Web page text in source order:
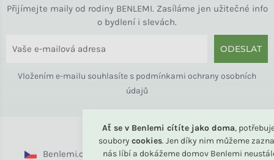
Ať se v Benlemi cítíte jako doma,
soubory cookies. Jen díky nim můžeme
nás líbí a dokážeme domov Benlemi
Přijímejte maily od rodiny BENLEMI. Zasíláme jen užitečné info
o bydlení i slevách.
ODESLAT
Vložením e-mailu souhlasíte s podmínkami ochrany osobních
údajů
Benlemi.cz Benlemi.sk Benlemi.com